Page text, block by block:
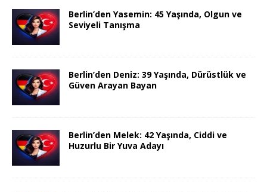
Berlin’den Yasemin: 45 Yaşında, Olgun ve
Seviyeli Tanışma
Berlin’den Deniz: 39 Yaşında, Dürüstlük ve
Güven Arayan Bayan
Berlin’den Melek: 42 Yaşında, Ciddi ve
Huzurlu Bir Yuva Adayı